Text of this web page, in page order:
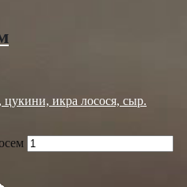
цукини, икра лосося, сыр.